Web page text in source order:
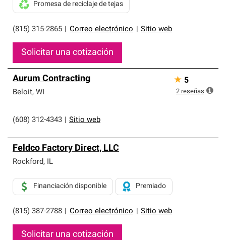
(815) 315-2865 Correo electrónico Sitio web
Promesa de reciclaje de tejas
Solicitar una cotización
Aurum Contracting
Beloit, WI
(608) 312-4343 Sitio web
★ 5
2 reseñas
Feldco Factory Direct, LLC
Rockford, IL
(815) 387-2788 Correo electrónico Sitio web
Financiación disponible Premiado
Solicitar una cotización